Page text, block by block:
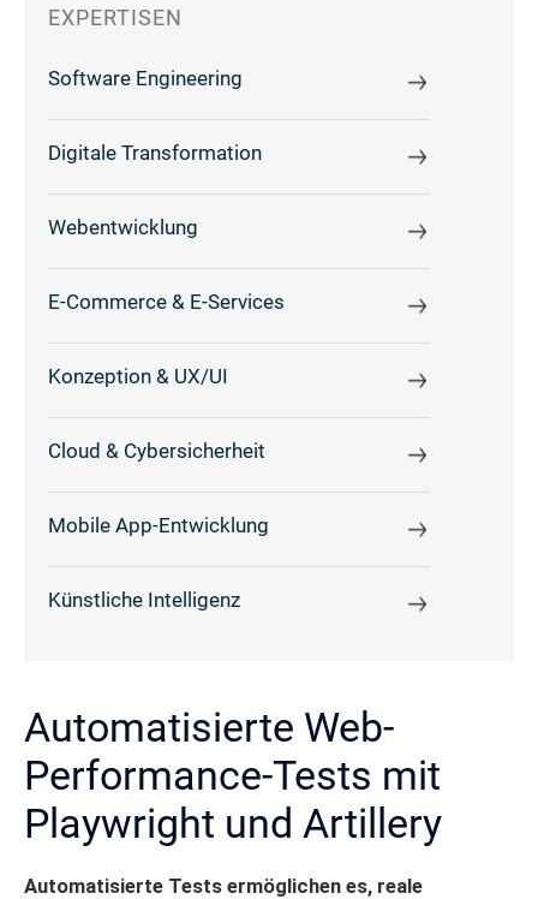
EXPERTISEN
Software Engineering
Digitale Transformation
Webentwicklung
E-Commerce & E-Services
Konzeption & UX/UI
Cloud & Cybersicherheit
Mobile App-Entwicklung
Künstliche Intelligenz
Automatisierte Web-
Performance-Tests mit
Playwright und Artillery
Automatisierte Tests ermöglichen es, reale